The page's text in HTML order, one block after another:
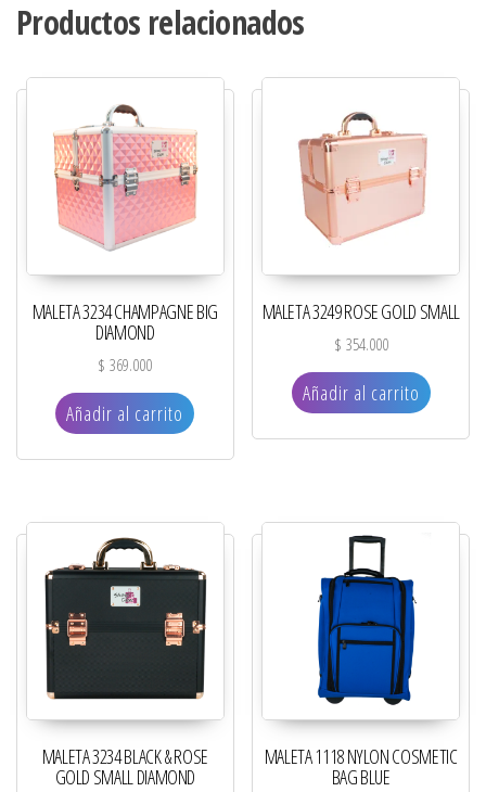
Productos relacionados
MALETA 3234 CHAMPAGNE BIG
DIAMOND
$ 369.000
Añadir al carrito
MALETA 3249 ROSE GOLD SMALL
$ 354.000
Añadir al carrito
MALETA 3234 BLACK & ROSE
GOLD SMALL DIAMOND
MALETA 1118 NYLON COSMETIC
BAG BLUE